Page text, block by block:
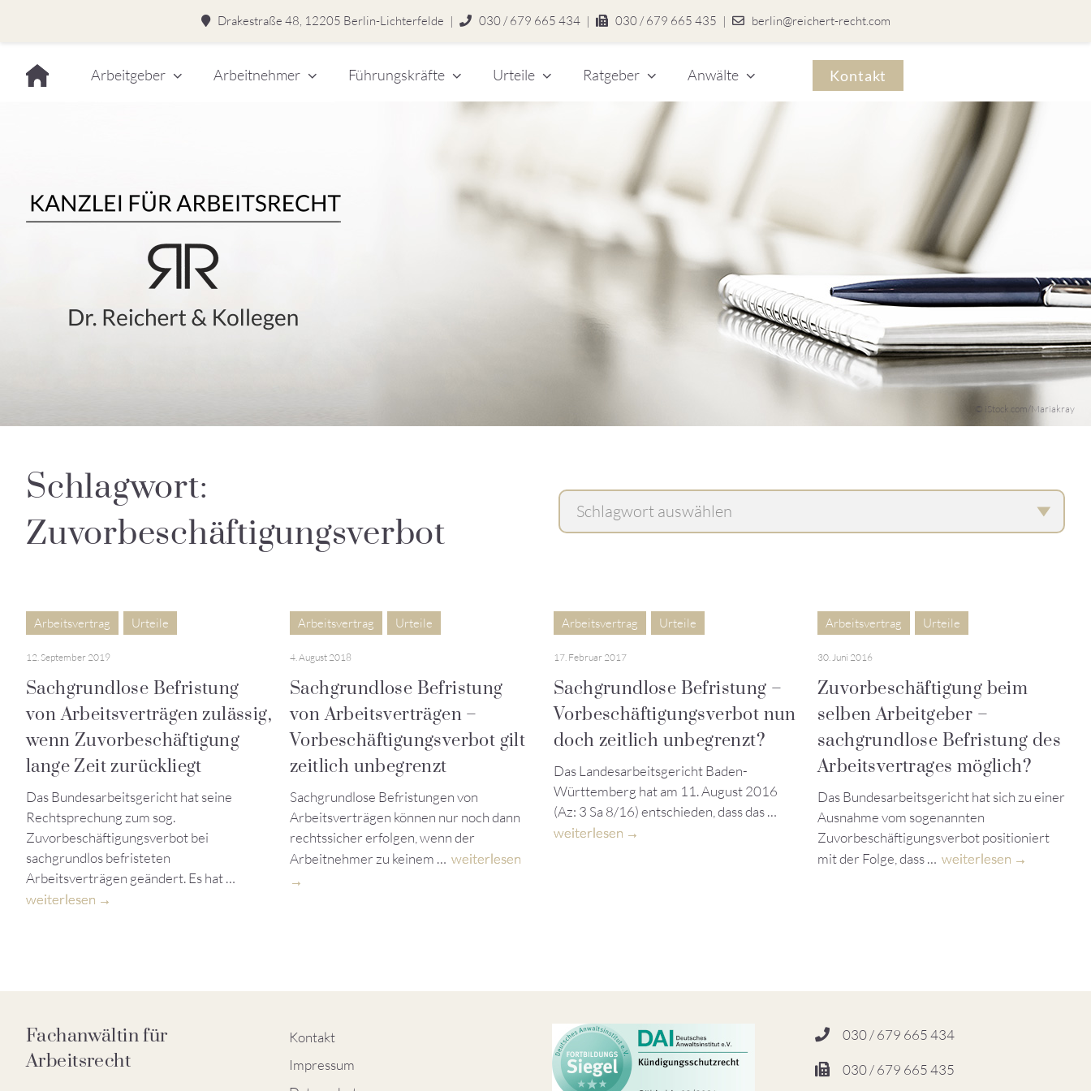
Drakestraße 48, 12205 Berlin-Lichterfelde | 030 / 679 665 434 | 030 / 679 665 435 | berlin@reichert-recht.com
Arbeitgeber Arbeitnehmer Führungskräfte Urteile Ratgeber Anwälte Kontakt
Dr.
Reichert
© iStock.com/Mariakray
Schlagwort:
Zuvorbeschäftigungsverbot
Arbeitsvertrag Urteile
12. September 2019
Sachgrundlose Befristung
von Arbeitsverträgen zulässig,
wenn Zuvorbeschäftigung
lange Zeit zurückliegt
Das Bundesarbeitsgericht hat seine
Rechtsprechung zum sog.
Zuvorbeschäftigungsverbot bei
sachgrundlos befristeten
Arbeitsverträgen geändert. Es hat …
weiterlesen
Arbeitsvertrag Urteile
4. August 2018
Sachgrundlose Befristung
von Arbeitsverträgen –
Vorbeschäftigungsverbot gilt
zeitlich unbegrenzt
Sachgrundlose Befristungen von
Arbeitsverträgen können nur noch dann
rechtssicher erfolgen, wenn der
Arbeitnehmer zu keinem … weiterlesen
Arbeitsvertrag Urteile
17. Februar 2017
Sachgrundlose Befristung –
Vorbeschäftigungsverbot nun
doch zeitlich unbegrenzt?
Das Landesarbeitsgericht Baden-
Württemberg hat am 11. August 2016
(Az: 3 Sa 8/16) entschieden, dass das …
weiterlesen
Arbeitsvertrag Urteile
30. Juni 2016
Zuvorbeschäftigung beim
selben Arbeitgeber –
sachgrundlose Befristung des
Arbeitsvertrages möglich?
Das Bundesarbeitsgericht hat sich zu einer
Ausnahme vom sogenannten
Zuvorbeschäftigungsverbot positioniert
mit der Folge, dass … weiterlesen
Fachanwältin für
Arbeitsrecht
Kontakt
Impressum
030 / 679 665 434
030 / 679 665 435